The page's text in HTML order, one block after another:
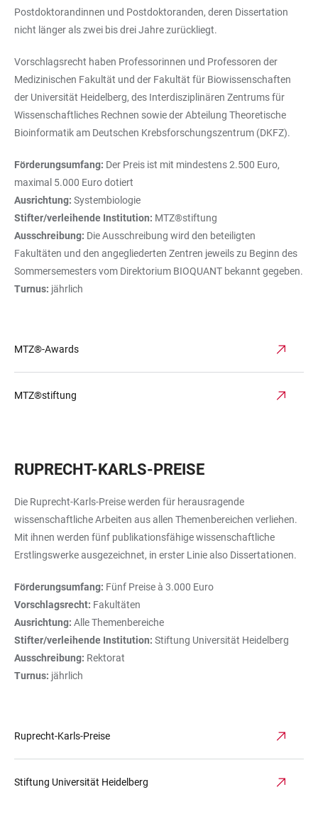
Postdoktorandinnen und Postdoktoranden, deren Dissertation
nicht länger als zwei bis drei Jahre zurückliegt.
Vorschlagsrecht haben Professorinnen und Professoren der
Medizinischen Fakultät und der Fakultät für Biowissenschaften
der Universität Heidelberg, des Interdisziplinären Zentrums für
Wissenschaftliches Rechnen sowie der Abteilung Theoretische
Bioinformatik am Deutschen Krebsforschungszentrum (DKFZ).
Förderungsumfang: Der Preis ist mit mindestens 2.500 Euro,
maximal 5.000 Euro dotiert
Ausrichtung: Systembiologie
Stifter/verleihende Institution: MTZ®stiftung
Ausschreibung: Die Ausschreibung wird den beteiligten
Fakultäten und den angegliederten Zentren jeweils zu Beginn des
Sommersemesters vom Direktorium BIOQUANT bekannt gegeben.
Turnus: jährlich
MTZ®-Awards
MTZ®stiftung
RUPRECHT-KARLS-PREISE
Die Ruprecht-Karls-Preise werden für herausragende
wissenschaftliche Arbeiten aus allen Themenbereichen verliehen.
Mit ihnen werden fünf publikationsfähige wissenschaftliche
Erstlingswerke ausgezeichnet, in erster Linie also Dissertationen.
Förderungsumfang: Fünf Preise à 3.000 Euro
Vorschlagsrecht: Fakultäten
Ausrichtung: Alle Themenbereiche
Stifter/verleihende Institution: Stiftung Universität Heidelberg
Ausschreibung: Rektorat
Turnus: jährlich
Ruprecht-Karls-Preise
Stiftung Universität Heidelberg